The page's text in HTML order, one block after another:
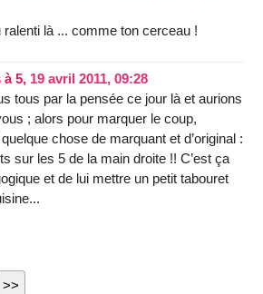
ralenti là ... comme ton cerceau !
à 5, 19 avril 2011, 09:28
tous par la pensée ce jour là et aurions
; alors pour marquer le coup,
chose de marquant et d’original :
sur les 5 de la main droite !! C’est ça
et de lui mettre un petit tabouret